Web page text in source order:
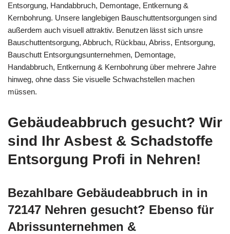
Entsorgung, Handabbruch, Demontage, Entkernung &
Kernbohrung. Unsere langlebigen Bauschuttentsorgungen sind
außerdem auch visuell attraktiv. Benutzen lässt sich unsre
Bauschuttentsorgung, Abbruch, Rückbau, Abriss, Entsorgung,
Bauschutt Entsorgungsunternehmen, Demontage,
Handabbruch, Entkernung & Kernbohrung über mehrere Jahre
hinweg, ohne dass Sie visuelle Schwachstellen machen
müssen.
Gebäudeabbruch gesucht? Wir
sind Ihr Asbest & Schadstoffe
Entsorgung Profi in Nehren!
Bezahlbare Gebäudeabbruch in in
72147 Nehren gesucht? Ebenso für
Abrissunternehmen &